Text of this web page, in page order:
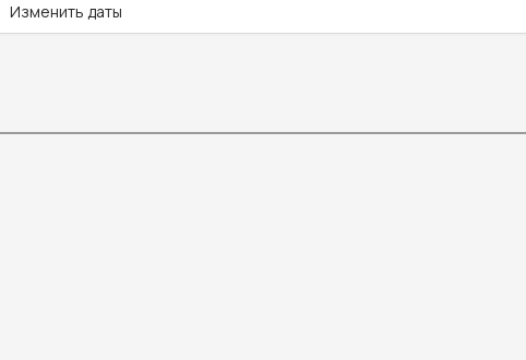
Изменить даты